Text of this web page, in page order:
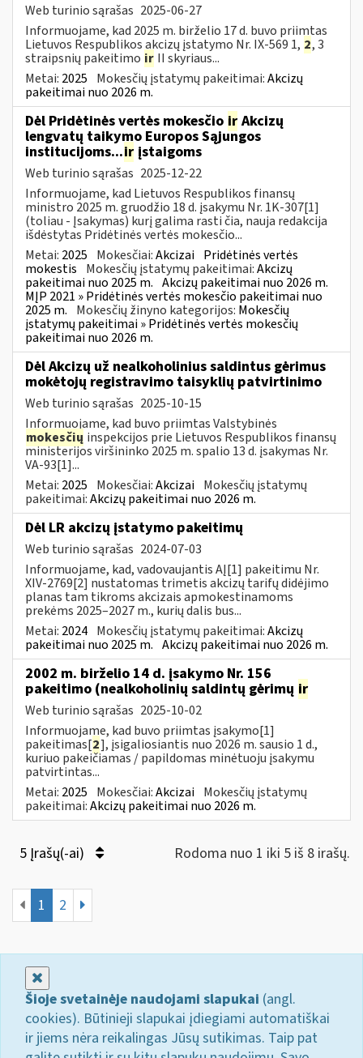
Web turinio sąrašas 2025-06-27
Informuojame, kad 2025 m. birželio 17 d. buvo priimtas
Lietuvos Respublikos akcizų įstatymo Nr. IX-569 1, 2, 3
straipsnių pakeitimo ir II skyriaus...
Metai: 2025 Mokesčių įstatymų pakeitimai:Akcizų
pakeitimai nuo 2026 m.
Dėl Pridėtinės vertės mokesčio ir Akcizų
lengvatų taikymo Europos Sąjungos
institucijoms...ir įstaigoms
Web turinio sąrašas 2025-12-22
Informuojame, kad Lietuvos Respublikos finansų
ministro 2025 m. gruodžio 18 d. įsakymu Nr. 1K-307[1]
(toliau - Įsakymas) kurį galima rasti čia, nauja redakcija
išdėstytas Pridėtinės vertės mokesčio...
Metai: 2025 Mokesčiai:Akcizai Pridėtinės vertės
mokestis Mokesčių įstatymų pakeitimai:Akcizų
pakeitimai nuo 2025 m. Akcizų pakeitimai nuo 2026 m.
MĮP 2021 » Pridėtinės vertės mokesčio pakeitimai nuo
2025 m. Mokesčių žinyno kategorijos: Mokesčių
įstatymų pakeitimai » Pridėtinės vertės mokesčių
pakeitimai nuo 2026 m.
Dėl Akcizų už nealkoholinius saldintus gėrimus
mokėtojų registravimo taisyklių patvirtinimo
Web turinio sąrašas 2025-10-15
Informuojame, kad buvo priimtas Valstybinės
mokesčių inspekcijos prie Lietuvos Respublikos finansų
ministerijos viršininko 2025 m. spalio 13 d. įsakymas Nr.
VA-93[1]...
Metai: 2025 Mokesčiai:Akcizai Mokesčių įstatymų
pakeitimai:Akcizų pakeitimai nuo 2026 m.
Dėl LR akcizų įstatymo pakeitimų
Web turinio sąrašas 2024-07-03
Informuojame, kad, vadovaujantis AĮ[1] pakeitimu Nr.
XIV-2769[2] nustatomas trimetis akcizų tarifų didėjimo
planas tam tikroms akcizais apmokestinamoms
prekėms 2025–2027 m., kurių dalis bus...
Metai: 2024 Mokesčių įstatymų pakeitimai:Akcizų
pakeitimai nuo 2025 m. Akcizų pakeitimai nuo 2026 m.
2002 m. birželio 14 d. įsakymo Nr. 156
pakeitimo (nealkoholinių saldintų gėrimų ir
Web turinio sąrašas 2025-10-02
Informuojame, kad buvo priimtas įsakymo[1]
pakeitimas[2], įsigaliosiantis nuo 2026 m. sausio 1 d.,
kuriuo pakeičiamas / papildomas minėtuoju įsakymu
patvirtintas...
Metai: 2025 Mokesčiai:Akcizai Mokesčių įstatymų
pakeitimai:Akcizų pakeitimai nuo 2026 m.
5 Įrašų(-ai) Rodoma nuo 1 iki 5 iš 8 irašų.
1 2
Šioje svetainėje naudojami slapukai (angl.
cookies). Būtinieji slapukai įdiegiami automatiškai
ir jiems nėra reikalingas Jūsų sutikimas. Taip pat